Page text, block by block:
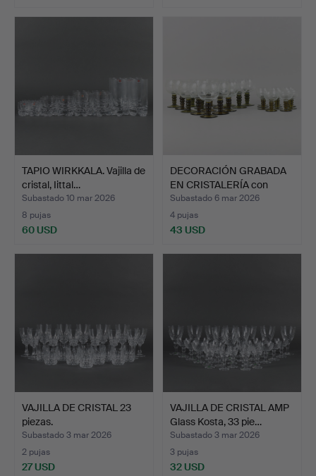
TAPIO WIRKKALA. Vajilla de
cristal, Iittal…
Subastado 10 mar 2026
8 pujas
60 USD
DECORACIÓN GRABADA
EN CRISTALERÍA con
parr…
Subastado 6 mar 2026
4 pujas
43 USD
VAJILLA DE CRISTAL 23
piezas.
Subastado 3 mar 2026
2 pujas
27 USD
VAJILLA DE CRISTAL AMP
Glass Kosta, 33 pie…
Subastado 3 mar 2026
3 pujas
32 USD